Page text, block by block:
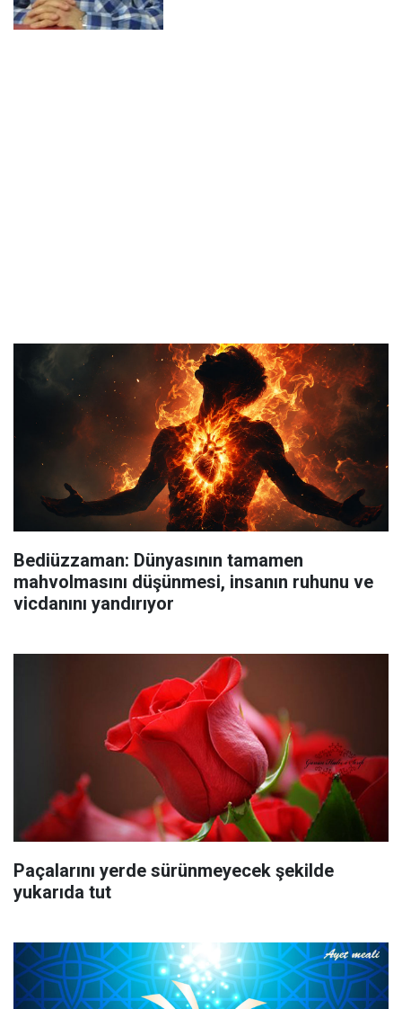
Bediüzzaman: Dünyasının tamamen
mahvolmasını düşünmesi, insanın ruhunu ve
vicdanını yandırıyor
Paçalarını yerde sürünmeyecek şekilde
yukarıda tut